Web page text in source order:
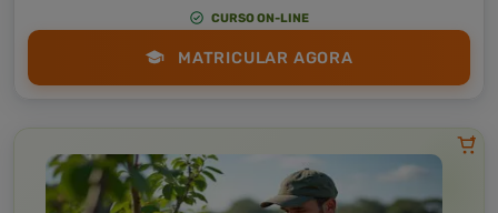
CURSO ON-LINE
MATRICULAR AGORA